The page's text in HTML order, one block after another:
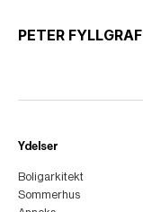
PETER FYLLGRAF
Ydelser
Boligarkitekt
Sommerhus